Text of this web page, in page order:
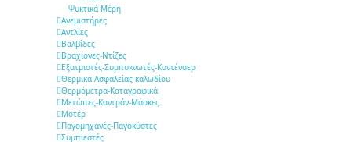
Ψυκτικά Μέρη
Ανεμιστήρες
Αντλίες
Βαλβίδες
Βραχίονες-Ντίζες
Εξατμιστές-Συμπυκνωτές-Κοντένσερ
Θερμικά Ασφαλείας καλωδίου
Θερμόμετρα-Καταγραφικά
Μετώπες-Καντράν-Μάσκες
Μοτέρ
Παγομηχανές-Παγοκύστες
Συμπιεστές